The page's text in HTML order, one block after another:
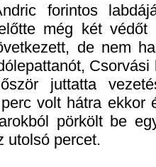
forintos
még két védőt
de nem
juttatta
volt hátra ekkor
pörkölt be
utolsó percet.